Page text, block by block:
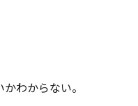
わからない。​